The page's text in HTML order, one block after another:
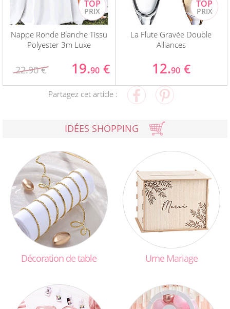
Nappe Ronde Blanche Tissu
Polyester 3m Luxe
22.90 € 19.90 €
La Flute Gravée Double
Alliances
12.90 €
Partagez cet article :
IDÉES SHOPPING
Décoration detable Urne Mariage